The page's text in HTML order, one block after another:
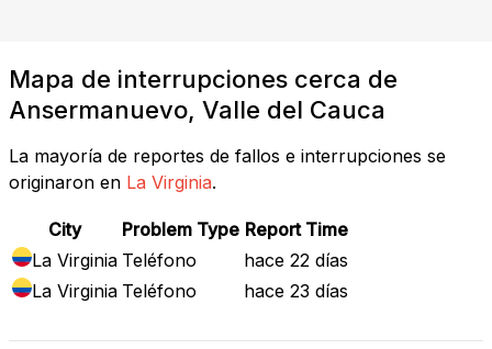
Mapa de interrupciones cerca de
Ansermanuevo, Valle del Cauca
La mayoría de reportes de fallos e interrupciones se
originaron en La Virginia.
City Problem Type Report Time
La Virginia Teléfono
hace 22 días
La Virginia Teléfono hace 23 días